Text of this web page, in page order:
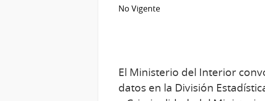
No Vigente
El Ministerio del Interior
datos en la División